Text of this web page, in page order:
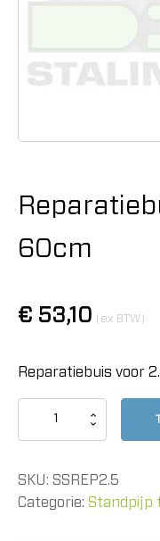
60cm
€ 53,10 (ex BTW)
Reparatiebuis voor
Reparatiebuis
60cm
aantal
SKU: SSREP2.5
Categorie: Standpijp